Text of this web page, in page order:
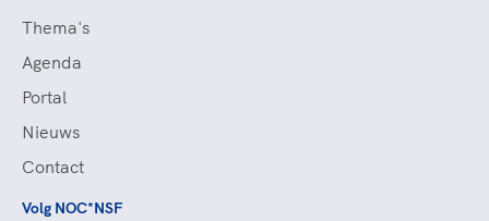
Thema's
Agenda
Portal
Nieuws
Contact
Volg NOC*NSF